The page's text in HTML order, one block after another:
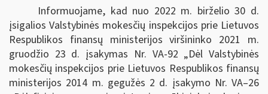
Informuojame, kad nuo 2022 m. birželio 30 d.
įsigalios Valstybinės mokesčių inspekcijos prie Lietuvos
Respublikos finansų ministerijos viršininko 2021 m.
gruodžio 23 d. įsakymas Nr. VA-92 „Dėl Valstybinės
mokesčių inspekcijos prie Lietuvos Respublikos finansų
ministerijos 2014 m. gegužės 2 d. įsakymo Nr. VA–26